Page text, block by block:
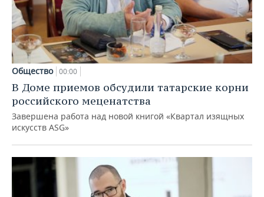
Общество 00:00
В Доме приемов обсудили татарские корни
российского меценатства
Завершена работа над новой книгой «Квартал изящных
искусств ASG»